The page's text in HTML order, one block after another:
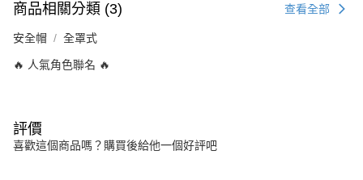
商品相關分類 (3) 查看全部
安全帽 全罩式
🔥 人氣角色聯名 🔥
評價
喜歡這個商品嗎？購買後給他一個好評吧